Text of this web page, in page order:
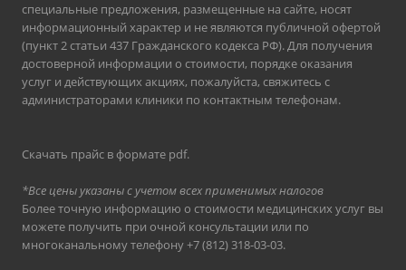
специальные предложения, размещенные на сайте, носят
информационный характер и не являются публичной офертой
(пункт 2 статьи 437 Гражданского кодекса РФ). Для получения
достоверной информации о стоимости, порядке оказания
услуг и действующих акциях, пожалуйста, свяжитесь с
администраторами клиники по контактным телефонам.
Скачать прайс в формате pdf.
*Все цены указаны с учетом всех применимых налогов
Более точную информацию о стоимости медицинских услуг вы
можете получить при очной консультации или по
многоканальному телефону+7 (812) 318-03-03.